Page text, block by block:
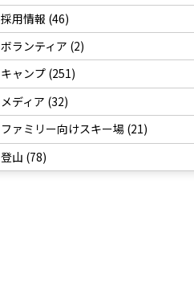
採用情報 (46)
ボランティア (2)
キャンプ (251)
メディア (32)
ファミリー向けスキー場 (21)
登山 (78)